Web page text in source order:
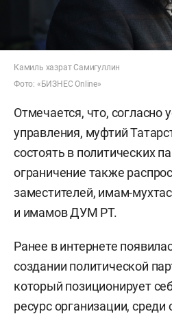
Камиль хазрат Самигуллин
Фото: «БИЗНЕС Online»
Отмечается, что, согласно
управления, муфтий
состоять в политических
ограничение также
заместителей, имам-
и имамов ДУМ РТ.
Ранее в интернете
создании политической
который позиционирует
ресурс организации,